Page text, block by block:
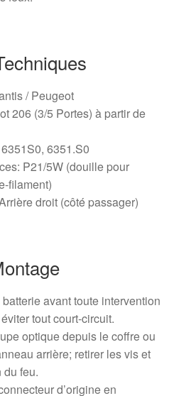
/ Peugeot
206 (3/5 Portes) à partir de
6351.S0
P21/5W (douille pour
filament)
droit (côté passager)
avant toute intervention
tout court-circuit.
optique depuis le coffre ou
arrière; retirer les vis et
feu.
d’origine en